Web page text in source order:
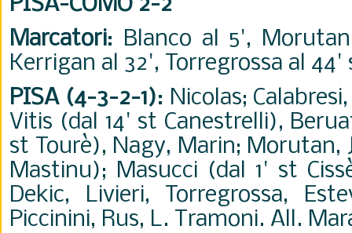
PISA-COMO 2-2
Marcatori: Blanco al 5',
Kerrigan al 32', Torregrossa al 44'
PISA (4-3-2-1): Nicolas;
Vitis (dal 14' st Canestrelli),
st Tourè), Nagy, Marin; Morutan,
Mastinu); Masucci (dal 1' st
Dekic, Livieri, Torregrossa,
Piccinini, Rus, L. Tramoni. All.